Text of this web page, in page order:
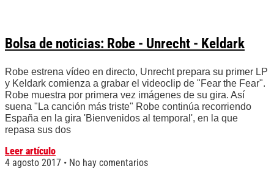
Bolsa de noticias: Robe - Unrecht - Keldark
Robe estrena vídeo en directo, Unrecht prepara su primer LP
y Keldark comienza a grabar el videoclip de "Fear the Fear".
Robe muestra por primera vez imágenes de su gira. Así
suena "La canción más triste" Robe continúa recorriendo
España en la gira 'Bienvenidos al temporal', en la que
repasa sus dos
Leer artículo
4 agosto 2017
No hay comentarios